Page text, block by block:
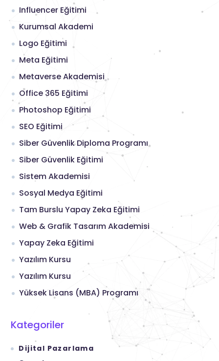
Influencer Eğitimi
Kurumsal Akademi
Logo Eğitimi
Meta Eğitimi
Metaverse Akademisi
Office 365 Eğitimi
Photoshop Eğitimi
SEO Eğitimi
Siber Güvenlik Diploma Programı
Siber Güvenlik Eğitimi
Sistem Akademisi
Sosyal Medya Eğitimi
Tam Burslu Yapay Zeka Eğitimi
Web & Grafik Tasarım Akademisi
Yapay Zeka Eğitimi
Yazılım Kursu
Yazılım Kursu
Yüksek Lisans (MBA) Programı
Kategoriler
Dijital Pazarlama